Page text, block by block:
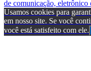
de comunicação, eletrônico
Usamos cookies para
em nosso site. Se você
você está satisfeito com ele.